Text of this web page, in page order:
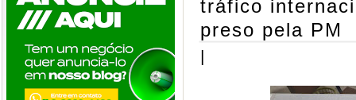
tráfico
preso pela PM
|